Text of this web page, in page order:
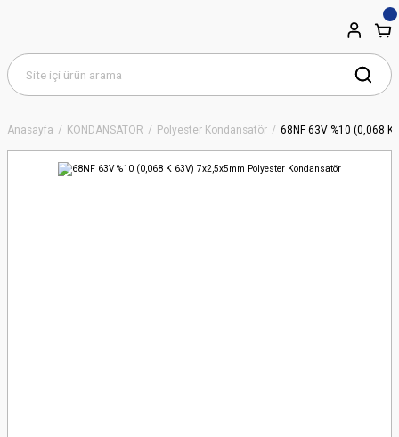
Anasayfa KONDANSATÖR Polyester Kondansatör 68NF 63V %10 (0,068